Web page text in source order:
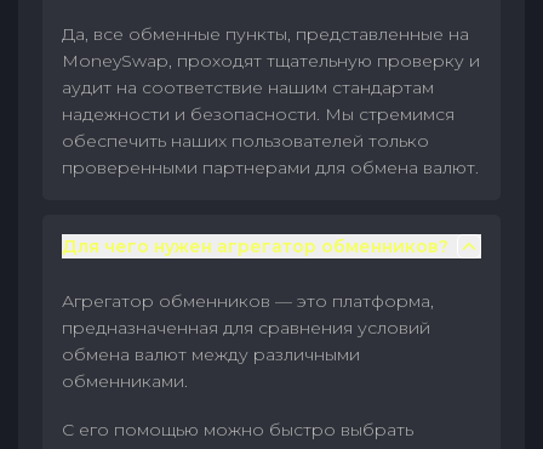
Да, все обменные пункты, представленные на
MoneySwap, проходят тщательную проверку и
аудит на соответствие нашим стандартам
надежности и безопасности. Мы стремимся
обеспечить наших пользователей только
проверенными партнерами для обмена валют.
Для чего нужен агрегатор обменников?
Агрегатор обменников — это платформа,
предназначенная для сравнения условий
обмена валют между различными
обменниками.
С его помощью можно быстро выбрать